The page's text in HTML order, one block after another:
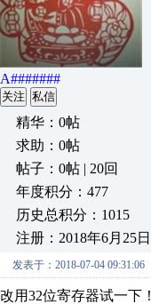
A#######
关注 私信
精华：0帖
求助：0帖
帖子：0帖 | 20回
年度积分：477
历史总积分：1015
注册：2018年6月25日
发表于：2018-07-04 09:31:06
改用32位寄存器试一下！